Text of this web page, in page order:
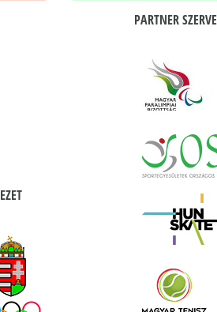
PARTNER